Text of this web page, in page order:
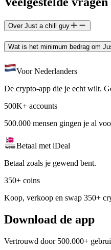
Over Just a chill guy
Wat is het minimum bedrag om
Voor Nederlanders
De crypto-app die je echt wilt.
500K+ accounts
500.000 mensen gingen je al
Betaal met iDeal
Betaal zoals je gewend bent.
350+ coins
Koop, verkoop en swap 350+
Download de app
Vertrouwd door 500.000+